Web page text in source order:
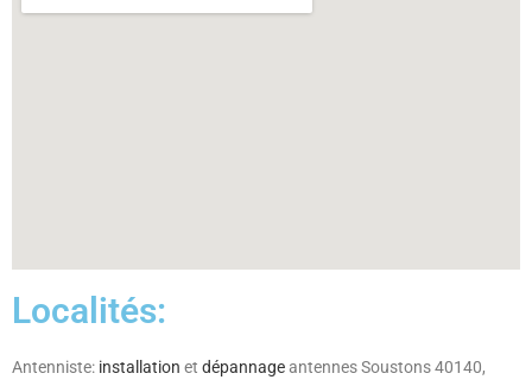
Localités:
Antenniste: installation et dépannageantennes Soustons 40140,